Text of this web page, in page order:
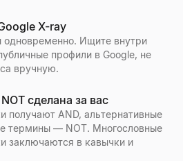
X-ray
одновременно. Ищите внутри
профили в Google, не
вручную.
сделана за вас
получают AND, альтернативные
термины — NOT. Многословные
заключаются в кавычки и